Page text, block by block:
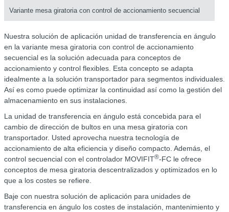
Variante mesa giratoria con control de accionamiento secuencial
Nuestra solución de aplicación unidad de transferencia en ángulo
en la variante mesa giratoria con control de accionamiento
secuencial es la solución adecuada para conceptos de
accionamiento y control flexibles. Esta concepto se adapta
idealmente a la solución transportador para segmentos individuales.
Así es como puede optimizar la continuidad así como la gestión del
almacenamiento en sus instalaciones.
La unidad de transferencia en ángulo está concebida para el
cambio de dirección de bultos en una mesa giratoria con
transportador. Usted aprovecha nuestra tecnología de
accionamiento de alta eficiencia y diseño compacto. Además, el
control secuencial con el controlador MOVIFIT®-FC le ofrece
conceptos de mesa giratoria descentralizados y optimizados en lo
que a los costes se refiere.
Baje con nuestra solución de aplicación para unidades de
transferencia en ángulo los costes de instalación, mantenimiento y